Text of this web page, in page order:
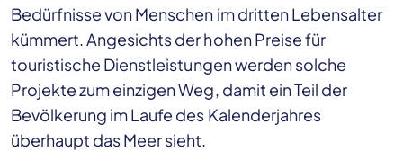
Bedürfnisse von Menschen im dritten Lebensalter
kümmert. Angesichts der hohen Preise für
touristische Dienstleistungen werden solche
Projekte zum einzigen Weg, damit ein Teil der
Bevölkerung im Laufe des Kalenderjahres
überhaupt das Meer sieht.